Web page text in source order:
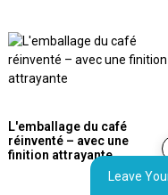
L'emballage du café
réinventé – avec une
finition attrayante
Leave